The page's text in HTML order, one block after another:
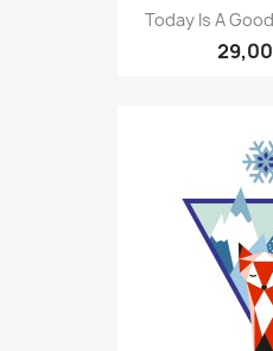
Today Is A